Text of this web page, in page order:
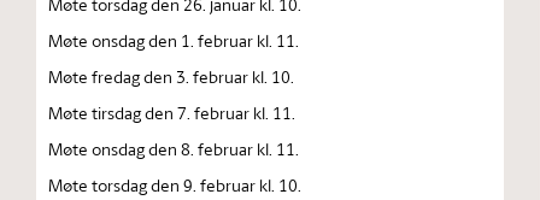
Møte onsdag den 1. februar kl. 11.
Møte fredag den 3. februar kl. 10.
Møte tirsdag den 7. februar kl. 11.
Møte onsdag den 8. februar kl. 11.
Møte torsdag den 9. februar kl. 10.